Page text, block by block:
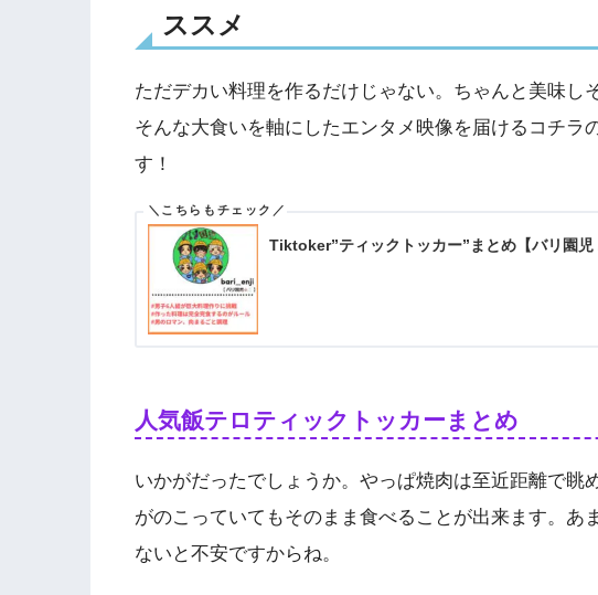
ススメ
ただデカい料理を作るだけじゃない。ちゃんと美味し
そんな大食いを軸にしたエンタメ映像を届けるコチラ
す！
Tiktoker”ティックトッカー”まとめ【バリ園児
人気飯テロティックトッカーまとめ
いかがだったでしょうか。やっぱ焼肉は至近距離で眺
がのこっていてもそのまま食べることが出来ます。あ
ないと不安ですからね。